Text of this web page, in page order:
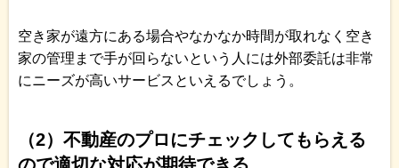
空き家が遠方にある場合やなかなか時間が取れなく空き
家の管理まで手が回らないという人には外部委託は非常
にニーズが高いサービスといえるでしょう。
（2）不動産のプロにチェックしてもらえる